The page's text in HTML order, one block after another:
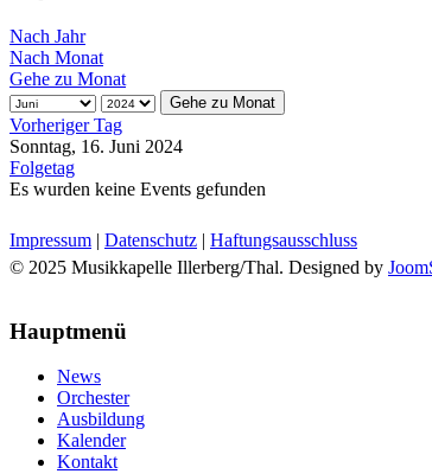
Nach Jahr
Nach Monat
Gehe zu Monat
Gehe zu Monat
Vorheriger Tag
Sonntag, 16. Juni 2024
Folgetag
Es wurden keine Events gefunden
Impressum | Datenschutz | Haftungsausschluss
© 2025 Musikkapelle Illerberg/Thal. Designed by
Hauptmenü
News
Orchester
Ausbildung
Kalender
Kontakt